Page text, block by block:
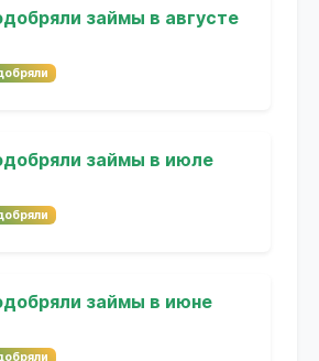
займы в августе
займы в июле
займы в июне